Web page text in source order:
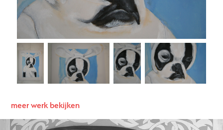
meer werk bekijken